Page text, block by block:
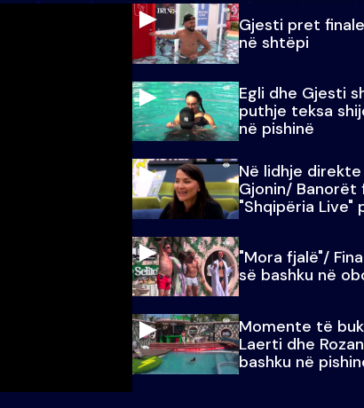
Gjesti pret
në shtëpi
Egli dhe Gjesti
puthje teksa
në pishinë
Në lidhje
Gjonin/ Banorët
"Shqipëria Live"
madhe
"Mora fjalë"/
së bashku në
Momente të
Laerti dhe
bashku në